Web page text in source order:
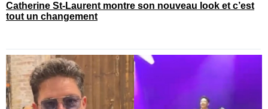
Catherine St-Laurent montre son nouveau look et c’est
tout un changement